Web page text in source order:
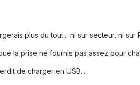
plus du tout... ni sur secteur, ni sur
la prise ne fournis pas assez pour
de charger en USB...